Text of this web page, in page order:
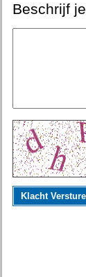
Beschrijf
Klacht